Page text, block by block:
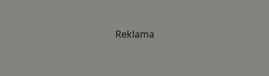
Reklama